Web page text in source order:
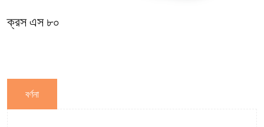
ক্রস এস ৮০
বর্ণনা